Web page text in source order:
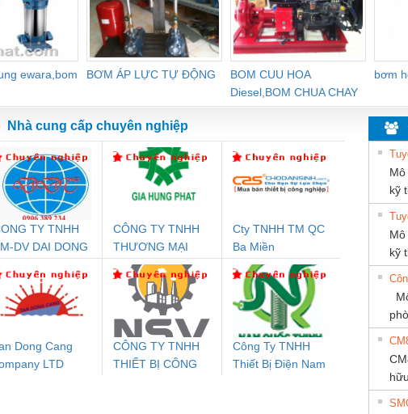
ewara,bom
BƠM ÁP LỰC TỰ ĐỘNG
BOM CUU HOA
Diesel,BOM CHUA CHAY
bơm
An Toàn
Contact
1NO-
24DC-SP -
Rơ Le An Toàn
Phoenix Contact
PSR-SCP-
24UC/ESL4/3X1/1X2/B
- 2981059
Điện AC
Mô-đun Ắc Quy UPS
Bộ Lặp Tín Hiệu
PROFIBUS Phoenix
Contact PSI-REP-
PROFIBUS/12MB -
2708863
Rơ Le An
Phoenix
2986960 –
SCP-
24DC/FSP/
Rơ Le An Toàn
Bộ giám sát
tấm pin
Nhà cung cấp chuyên nghiệp
TY TNHH
DV DAI DONG
CÔNG TY TNHH
THƯƠNG MẠI
DỊCH VỤ KỸ
THUẬT ĐIỆN CƠ
GIA HƯNG PHÁT
Cty TNHH TM QC
Ba Miền
Dong Cang
LTD
CÔNG TY TNHH
THIẾT BỊ CÔNG
Công Ty TNHH
Thiết Bị Điện Nam
CÔNG
SUPPLY
CÔNG
PHẦN
CÁP ĐIỆN
kỹ
kỹ